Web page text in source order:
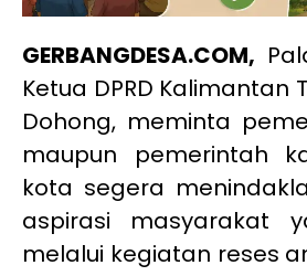
GERBANGDESA.COM,
Ketua DPRD Kalimantan
Dohong, meminta
maupun pemerintah
kota segera
aspirasi masyarakat
melalui kegiatan reses